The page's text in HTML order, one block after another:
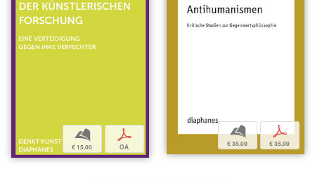
b
€ 15,00
p
OA
b
€ 35,00
p
€ 35,00